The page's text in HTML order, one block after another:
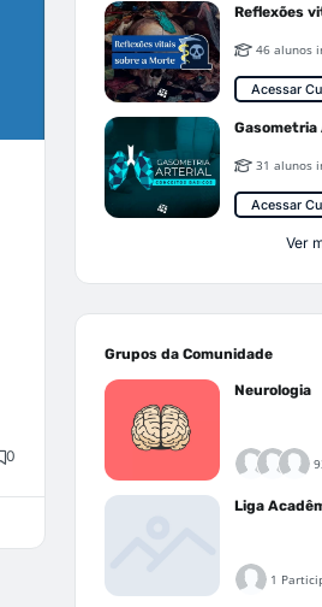
0
Reflexões
46 alunos
Acessar
31 alunos
Acessar
Ver
Grupos da Comunidade
Neurologia
1